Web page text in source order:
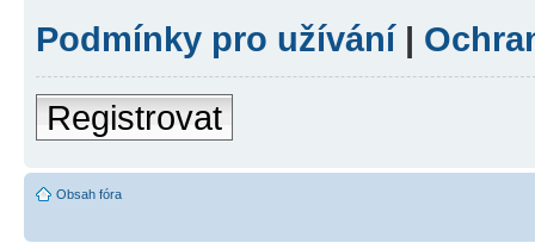
Podmínky pro užívání |
Registrovat
Obsah fóra